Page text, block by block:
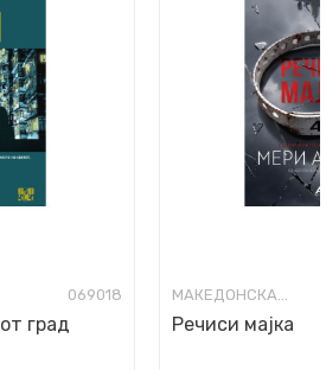
069018
град
МАКЕДОНСКА КНИЖЕВНОСТ
Речиси мајка